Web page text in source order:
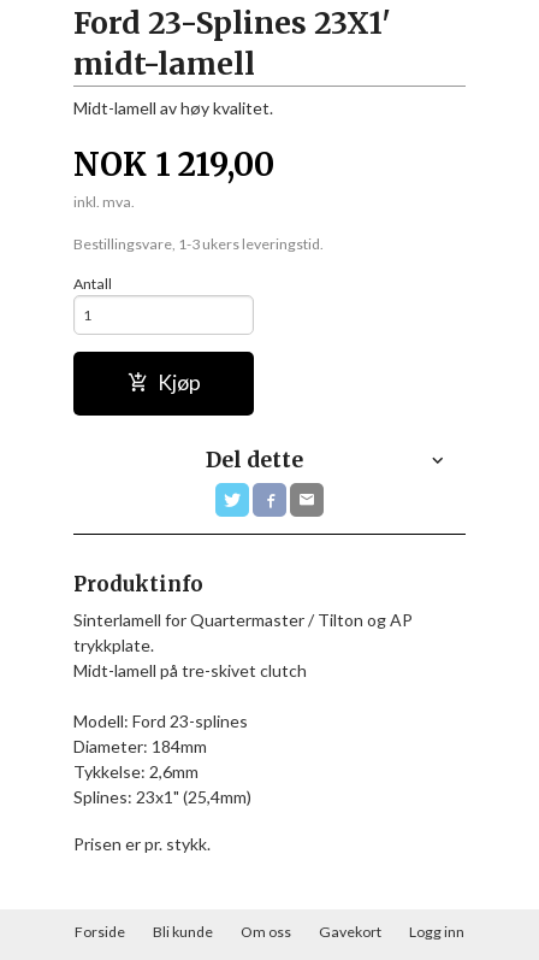
Ford 23-Splines 23X1'
midt-lamell
Midt-lamell av høy kvalitet.
NOK 1 219,00
inkl. mva.
Bestillingsvare, 1-3 ukers leveringstid.
Antall
Kjøp
Del dette
Produktinfo
Sinterlamell for Quartermaster / Tilton og AP
trykkplate.
Midt-lamell på tre-skivet clutch
Modell: Ford 23-splines
Diameter: 184mm
Tykkelse: 2,6mm
Splines: 23x1" (25,4mm)
Prisen er pr. stykk.
Forside Bli kunde Om oss Gavekort Logg inn